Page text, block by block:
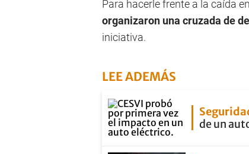
Para hacerle frente a la caída
organizaron una cruzada de
iniciativa.
LEE ADEMÁS
de un